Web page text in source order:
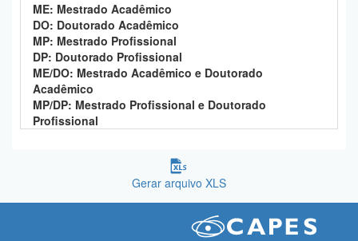
ME: Mestrado Acadêmico
DO: Doutorado Acadêmico
MP: Mestrado Profissional
DP: Doutorado Profissional
ME/DO: Mestrado Acadêmico e Doutorado
Acadêmico
MP/DP: Mestrado Profissional e Doutorado
Profissional
Gerar arquivo XLS